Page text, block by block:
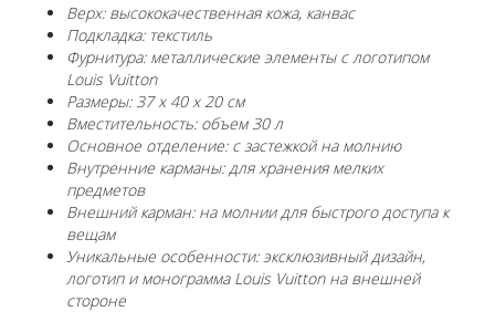
Верх: высококачественная кожа, канвас
Подкладка: текстиль
Фурнитура: металлические элементы с логотипом
Louis Vuitton
Размеры: 37 x 40 x 20 см
Вместительность: объем 30 л
Основное отделение: с застежкой на молнию
Внутренние карманы: для хранения мелких
предметов
Внешний карман: на молнии для быстрого доступа к
вещам
Уникальные особенности: эксклюзивный дизайн,
логотип и монограмма Louis Vuitton на внешней
стороне